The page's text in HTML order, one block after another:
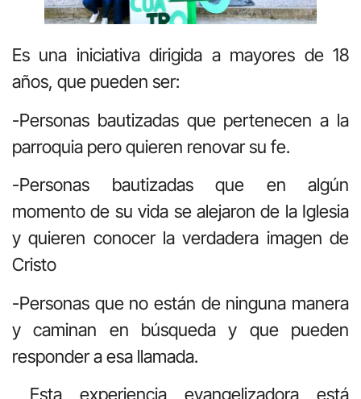
Es una iniciativa dirigida a mayores de 18
años, que pueden ser:
-Personas bautizadas que pertenecen a la
parroquia pero quieren renovar su fe.
-Personas bautizadas que en algún
momento de su vida se alejaron de la Iglesia
y quieren conocer la verdadera imagen de
Cristo
-Personas que no están de ninguna manera
y caminan en búsqueda y que pueden
responder a esa llamada.
Esta experiencia evangelizadora está